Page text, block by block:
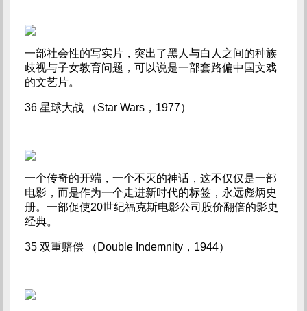
一部社会性的写实片，突出了黑人与白人之间的种族
歧视与子女教育问题，可以说是一部套路偏中国文戏
的文艺片。
36 星球大战 （Star Wars，1977）
一个传奇的开端，一个不灭的神话，这不仅仅是一部
电影，而是作为一个走进新时代的标签，永远彪炳史
册。一部促使20世纪福克斯电影公司股价翻倍的影史
经典。
35 双重赔偿 （Double Indemnity，1944）